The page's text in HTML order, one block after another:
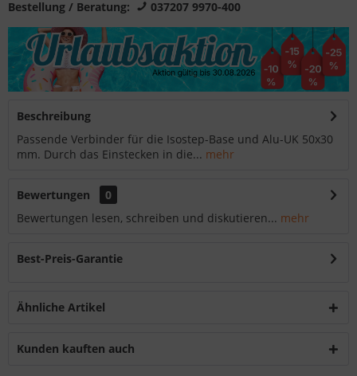
Bestellung / Beratung:
037207 9970-400
Beschreibung
Passende Verbinder für die Isostep-Base und Alu-UK 50x30
mm. Durch das Einstecken in die... mehr
Bewertungen
0
Bewertungen lesen, schreiben und diskutieren... mehr
Best-Preis-Garantie
Ähnliche Artikel
Kunden kauften auch